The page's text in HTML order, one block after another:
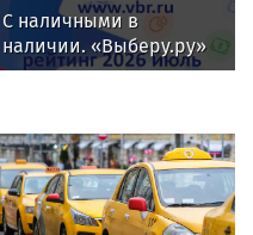
С наличными в
наличии. «Выберу.ру»
составил рейтинг
2026 года